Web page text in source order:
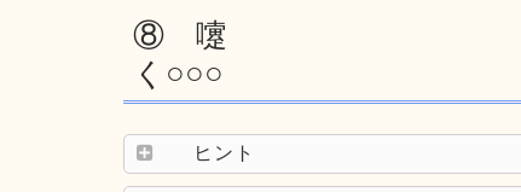
⑧ 嚔
く○○○
ヒント